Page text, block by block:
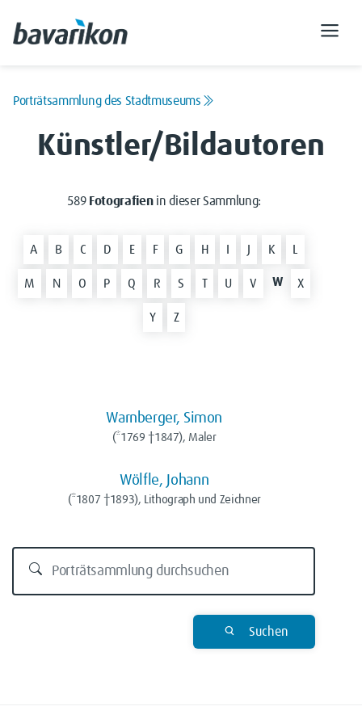
Porträtsammlung des Stadtmuseums
Künstler/Bildautoren
589 Fotografienin dieser Sammlung:
A B C D E F G H K
M N O P Q R S T U V W X
Y Z
Warnberger, Simon
(*1769 †1847), Maler
Wölfle, Johann
(*1807 †1893), Lithograph und Zeichner
Suchen